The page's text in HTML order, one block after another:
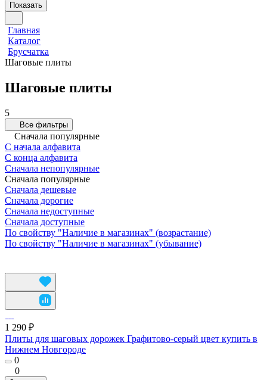
Показать
Главная
Каталог
Брусчатка
Шаговые плиты
Шаговые плиты
5
Все фильтры
Сначала популярные
С начала алфавита
С конца алфавита
Сначала непопулярные
Сначала популярные
Сначала дешевые
Сначала дорогие
Сначала недоступные
Сначала доступные
По свойству "Наличие в магазинах" (возрастание)
По свойству "Наличие в магазинах" (убывание)
1 290 ₽
Плиты для шаговых дорожек Графитово-серый цвет купить в
Нижнем Новгороде
0
0